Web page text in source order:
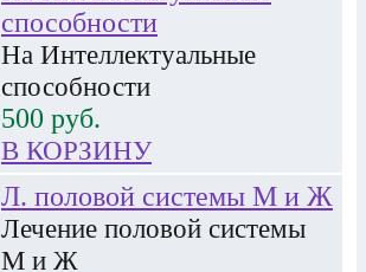
cпособности
На Интеллектуальные
cпособности
500 руб.
В КОРЗИНУ
Л. половой cистемы М и Ж
Лечение половой cистемы
М и Ж